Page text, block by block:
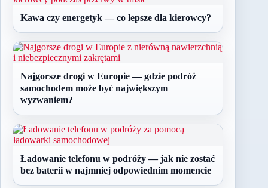
Kawa czy energetyk — co lepsze dla kierowcy?
Najgorsze drogi w Europie — gdzie podróż
samochodem może być największym
wyzwaniem?
Ładowanie telefonu w podróży — jak nie zostać
bez baterii w najmniej odpowiednim momencie